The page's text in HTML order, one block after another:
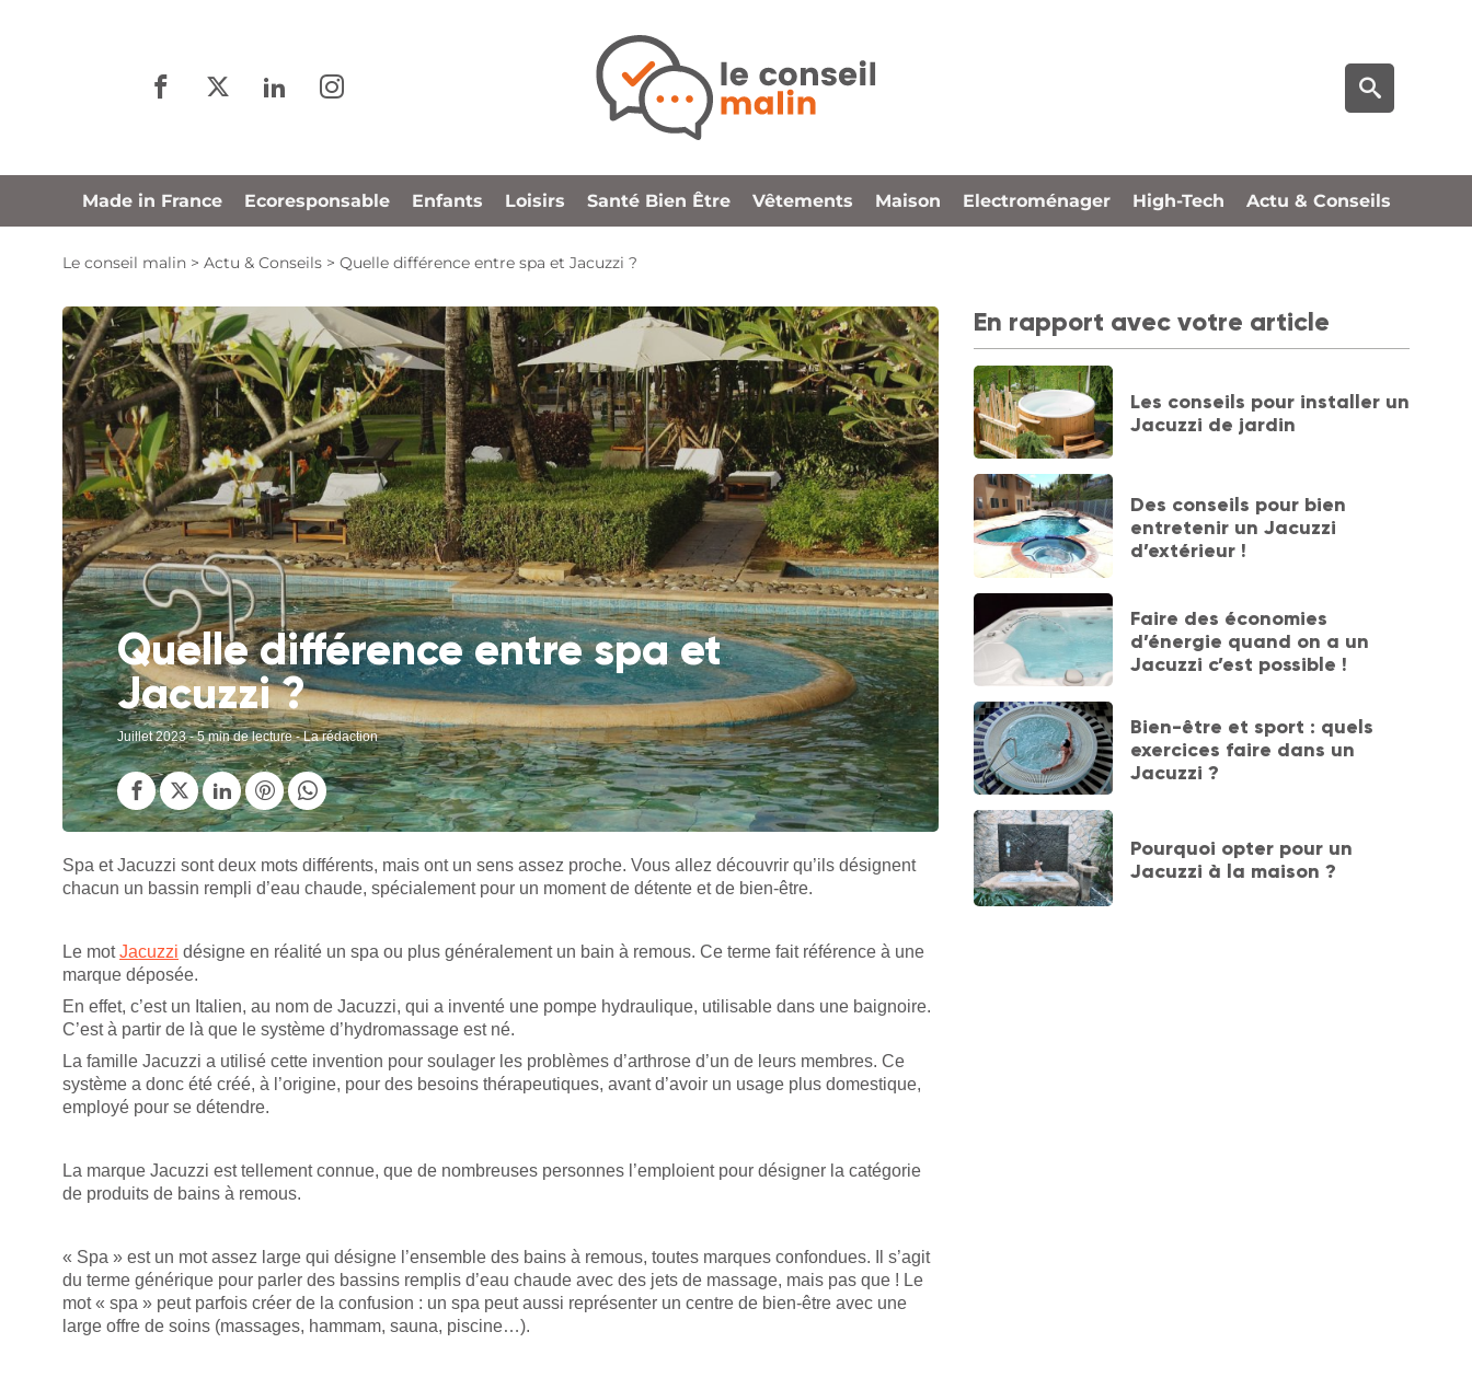
Made in France Ecoresponsable Enfants Loisirs Santé Bien Être Vêtements Maison Electroménager High-Tech Actu & Conseils
Le conseil malin > Actu & Conseils > Quelle différence entre spa et Jacuzzi ?
Quelle différence entre spa et
Jacuzzi ?
Juillet 2023- 5 min de lecture - La rédaction
Spa et Jacuzzi sont deux mots différents, mais ont un sens assez proche. Vous allez découvrir qu’ils désignent
chacun un bassin rempli d’eau chaude, spécialement pour un moment de détente et de bien-être.
Le motJacuzzi désigne en réalité un spa ou plus généralement un bain à remous. Ce terme fait référence à une
marque déposée.
En effet, c’est un Italien, au nom de Jacuzzi, qui a inventé une pompe hydraulique, utilisable dans une baignoire.
C’est à partir de là que le système d’hydromassage est né.
La famille Jacuzzi a utilisé cette invention pour soulager les problèmes d’arthrose d’un de leurs membres. Ce
système a donc été créé, à l’origine, pour des besoins thérapeutiques, avant d’avoir un usage plus domestique,
employé pour se détendre.
La marque Jacuzzi est tellement connue, que de nombreuses personnes l’emploient pour désigner la catégorie
de produits de bains à remous.
« Spa » est un mot assez large qui désigne l’ensemble des bains à remous, toutes marques confondues. Il s’agit
du terme générique pour parler des bassins remplis d’eau chaude avec des jets de massage, mais pas que ! Le
mot « spa » peut parfois créer de la confusion : un spa peut aussi représenter un centre de bien-être avec une
large offre de soins (massages, hammam, sauna, piscine…).
En rapport avec votre article
Les conseils pour installer un
Jacuzzi de jardin
Des conseils pour bien
entretenir un Jacuzzi
d’extérieur !
Faire des économies
d’énergie quand on a un
Jacuzzi c’est possible !
Bien-être et sport : quels
exercices faire dans un
Jacuzzi ?
Pourquoi opter pour un
Jacuzzi à la maison ?